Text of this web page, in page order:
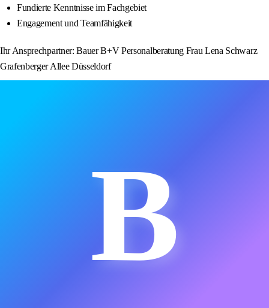
Fundierte Kenntnisse im Fachgebiet
Engagement und Teamfähigkeit
Ihr Ansprechpartner: Bauer B+V Personalberatung Frau Lena Schwarz
Grafenberger Allee Düsseldorf
B